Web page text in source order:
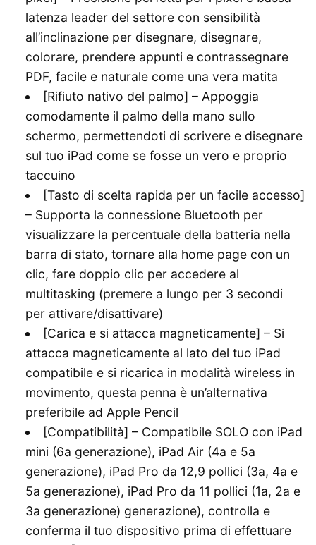
latenza leader del settore con sensibilità
all’inclinazione per disegnare, disegnare,
colorare, prendere appunti e contrassegnare
PDF, facile e naturale come una vera matita
[Rifiuto nativo del palmo] – Appoggia
comodamente il palmo della mano sullo
schermo, permettendoti di scrivere e disegnare
sul tuo iPad come se fosse un vero e proprio
taccuino
[Tasto di scelta rapida per un facile accesso]
– Supporta la connessione Bluetooth per
visualizzare la percentuale della batteria nella
barra di stato, tornare alla home page con un
clic, fare doppio clic per accedere al
multitasking (premere a lungo per 3 secondi
per attivare/disattivare)
[Carica e si attacca magneticamente] – Si
attacca magneticamente al lato del tuo iPad
compatibile e si ricarica in modalità wireless in
movimento, questa penna è un’alternativa
preferibile ad Apple Pencil
[Compatibilità] – Compatibile SOLO con iPad
mini (6a generazione), iPad Air (4a e 5a
generazione), iPad Pro da 12,9 pollici (3a, 4a e
5a generazione), iPad Pro da 11 pollici (1a, 2a e
3a generazione) generazione), controlla e
conferma il tuo dispositivo prima di effettuare